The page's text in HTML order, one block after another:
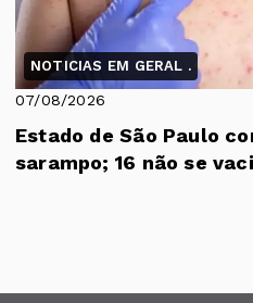
NOTICIAS EM GERAL .
07/08/2026
Estado de São Paulo
sarampo; 16 não se